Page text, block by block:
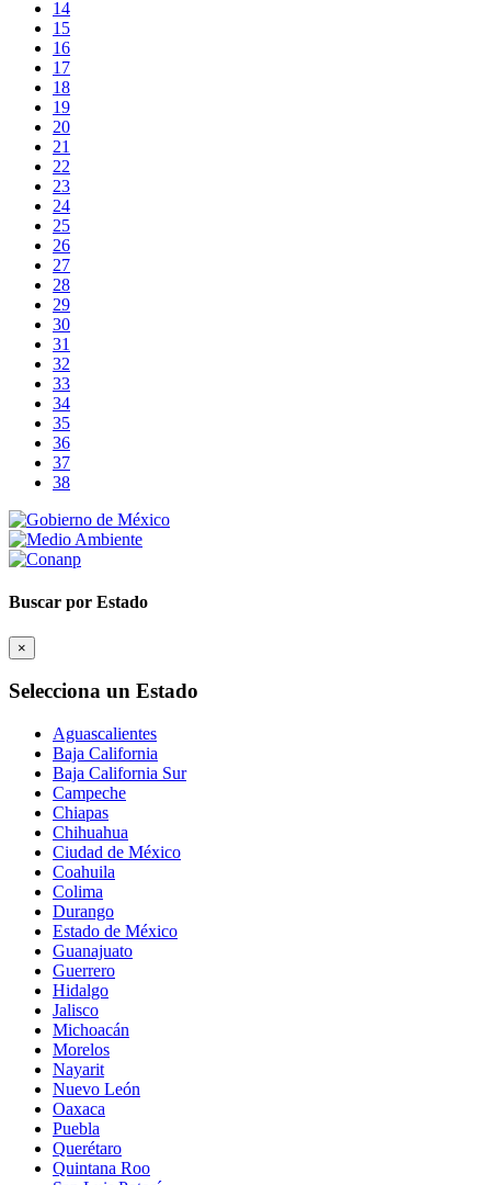
14
15
16
17
18
19
20
21
22
23
24
25
26
27
28
29
30
31
32
33
34
35
36
37
38
Buscar por Estado
×
Selecciona un Estado
Aguascalientes
Baja California
Baja California Sur
Campeche
Chiapas
Chihuahua
Ciudad de México
Coahuila
Colima
Durango
Estado de México
Guanajuato
Guerrero
Hidalgo
Jalisco
Michoacán
Morelos
Nayarit
Nuevo León
Oaxaca
Puebla
Querétaro
Quintana Roo